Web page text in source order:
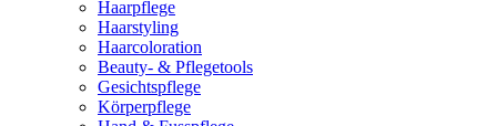
Haarpflege
Haarstyling
Haarcoloration
Beauty- & Pflegetools
Gesichtspflege
Körperpflege